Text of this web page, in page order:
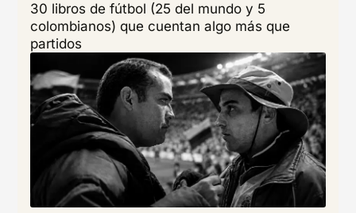
30 libros de fútbol (25 del mundo y 5
colombianos) que cuentan algo más que
partidos